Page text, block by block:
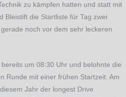
zu kämpfen hatten und statt mit
Bleistift die Startliste für Tag zwei
noch vor dem sehr leckeren
um 08:30 Uhr und belohnte die
Runde mit einer frühen Startzeit. Am
Jahr der longest Drive